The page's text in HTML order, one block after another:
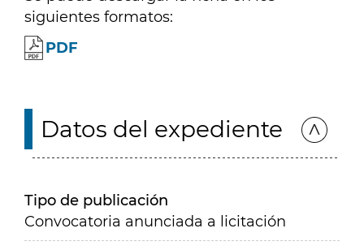
siguientes formatos:
PDF
Datos del expediente
Tipo de publicación
Convocatoria anunciada a licitación